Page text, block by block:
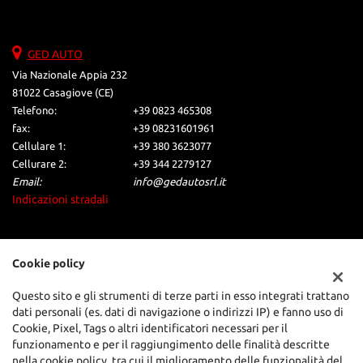
notturna • Sistema lavafari • Sospensioni sportive • Sound system •
antiabbagliamento • Start/Stop Automatico • Streaming musicale
integrato • Telecamera per parcheggio assistito • Touch screen •
USB • Vetri oscurati • Vivavoce • Volante in pelle • Volante
multifunzione
GED AUTO
Via Nazionale Appia 232
81022 Casagiove (CE)
Telefono:
+39 0823 465308
fax:
+39 08231601961
Cellulare 1:
+39 380 3623077
Cellurare 2:
+39 344 2279127
Email:
info@gedautosrl.it
Indicazioni stradali
Dati fiscali:
VIA NAZIONALE APPIA 232
C.F/P.IVA:08862681213
Registro delle imprese:CE
Cookie policy
Questo sito e gli strumenti di terze parti in esso integrati trattano
dati personali (es. dati di navigazione o indirizzi IP) e fanno uso di
Cookie, Pixel, Tags o altri identificatori necessari per il
funzionamento e per il raggiungimento delle finalità descritte